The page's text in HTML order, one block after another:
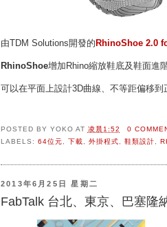
由TDM Solutions開發的RhinoShoe 2.0
RhinoShoe增加Rhino縮放鞋底及鞋面進
可以在平面上設計3D曲線、不等距偏移到
POSTED BY YOKO AT 凌晨1:52
0
LABELS: 64位元 下載 外掛程式 鞋類設計
2013年6月25日 星期二
FabTalk 台北、東京、巴塞隆